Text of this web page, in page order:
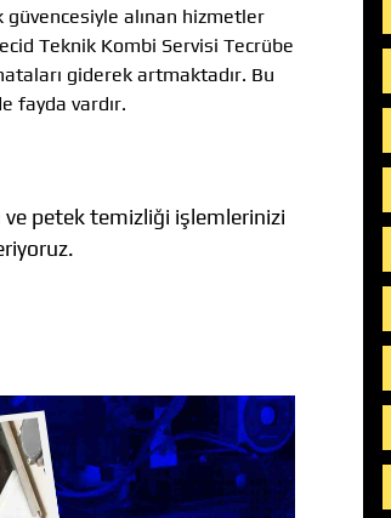
alınan hizmetler
Teknik Kombi Servisi Tecrübe
giderek artmaktadır. Bu
fayda vardır.
ve petek temizliği işlemlerinizi